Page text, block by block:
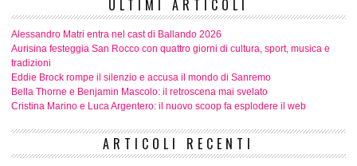
ULTIMI ARTICOLI
Alessandro Matri entra nel cast di Ballando 2026
Aurisina festeggia San Rocco con quattro giorni di cultura, sport, musica e
tradizioni
Eddie Brock rompe il silenzio e accusa il mondo di Sanremo
Bella Thorne e Benjamin Mascolo: il retroscena mai svelato
Cristina Marino e Luca Argentero: il nuovo scoop fa esplodere il web
ARTICOLI RECENTI